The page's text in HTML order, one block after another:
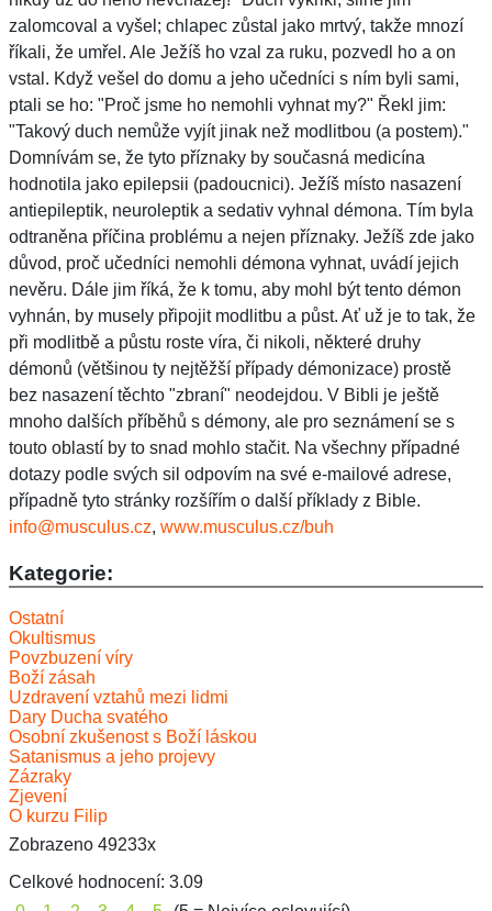
info@musculus.cz, www.musculus.cz/buh
Kategorie:
Ostatní
Okultismus
Povzbuzení víry
Boží zásah
Uzdravení vztahů mezi lidmi
Dary Ducha svatého
Osobní zkušenost s Boží láskou
Satanismus a jeho projevy
Zázraky
Zjevení
O kurzu Filip
Zobrazeno 49233x
Celkové hodnocení: 3.09